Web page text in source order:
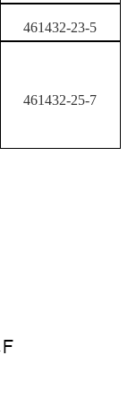
461432-23-5
461432-25-7